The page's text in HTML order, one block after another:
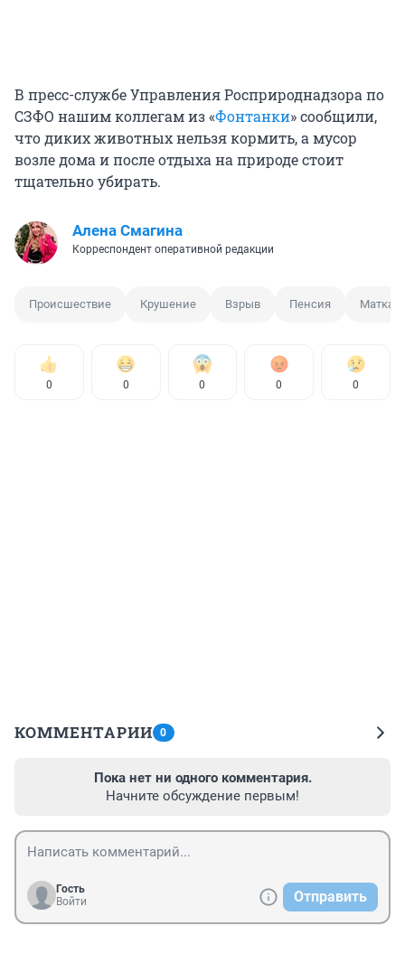
В пресс-службе Управления Росприроднадзора по
СЗФО нашим коллегам из «Фонтанки» сообщили,
что диких животных нельзя кормить, а мусор
возле дома и после отдыха на природе стоит
тщательно убирать.
Алена Смагина
Корреспондент оперативной редакции
Происшествие Крушение Взрыв Пенсия
0 0 0 0 0
КОММЕНТАРИИ 0
Пока нет ни одного комментария.
Начните обсуждение первым!
Гость
Войти
Отправить